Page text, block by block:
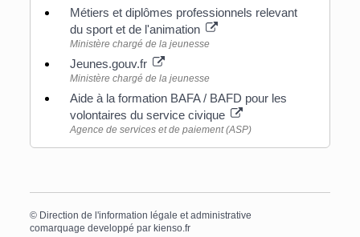
Métiers et diplômes professionnels relevant
du sport et de l'animation
Ministère chargé de la jeunesse
Jeunes.gouv.fr
Ministère chargé de la jeunesse
Aide à la formation BAFA / BAFD pour les
volontaires du service civique
Agence de services et de paiement (ASP)
© Direction de l'information légale et administrative
comarquage developpé par kienso.fr